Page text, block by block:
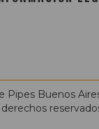
Pipes Buenos
derechos